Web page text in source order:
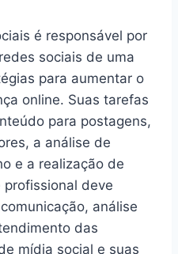
é responsável por
sociais de uma
para aumentar o
online. Suas tarefas
para postagens,
a análise de
e a realização de
profissional deve
análise
das
mídia social e suas